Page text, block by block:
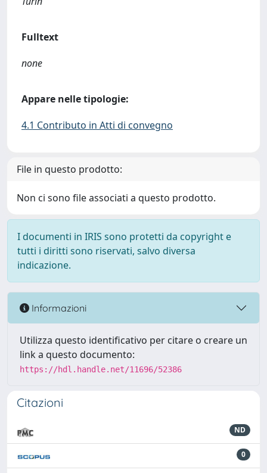
Fulltext
none
Appare nelle tipologie:
4.1 Contributo in Atti di convegno
File in questo prodotto:
Non ci sono file associati a questo prodotto.
I documenti in IRIS sono protetti da copyright e
tutti i diritti sono riservati, salvo diversa
indicazione.
Informazioni
Utilizza questo identificativo per citare o creare un
link a questo documento:
https://hdl.handle.net/11696/52386
Citazioni
ND
0